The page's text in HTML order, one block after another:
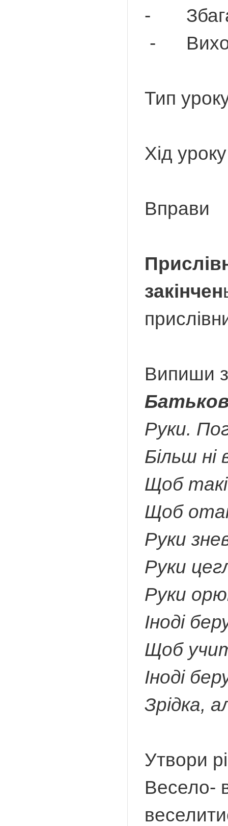
-
-
Тип
Хід
Вправи
закінчен
Випиши з
Руки.
Більш ні
Щоб такі
Щоб
Руки
Руки
Руки
Іноді
Щоб
Іноді
Зрідка,
Утвори
Весело-